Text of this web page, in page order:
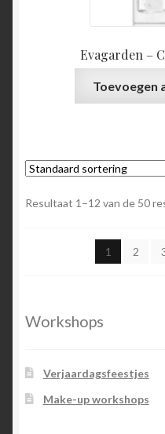
Evagarden –
Toevoegen
Resultaat 1–12 van de 50
1 2
Workshops
Verjaardagsfeestjes
Make-up workshops